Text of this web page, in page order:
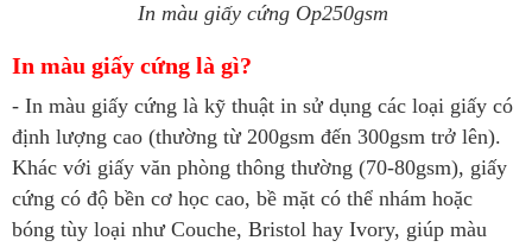
In màu giấy cứng Op250gsm
In màu giấy cứng là gì?
- In màu giấy cứng là kỹ thuật in sử dụng các loại giấy có
định lượng cao (thường từ 200gsm đến 300gsm trở lên).
Khác với giấy văn phòng thông thường (70-80gsm), giấy
cứng có độ bền cơ học cao, bề mặt có thể nhám hoặc
bóng tùy loại như Couche, Bristol hay Ivory, giúp màu